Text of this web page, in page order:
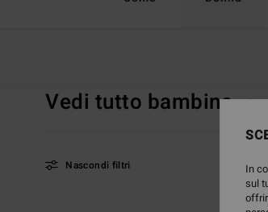
Vedi tutto bambinaVedi
Nascondi filtri
In
sul